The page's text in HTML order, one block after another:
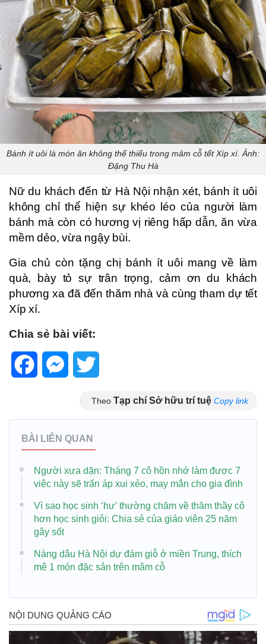
Bánh ít uôi là món ăn không thể thiếu trong mâm cỗ tết Xíp xí. Ảnh:
Đặng Thu Hà
Nữ du khách đến từ Hà Nội nhận xét, bánh ít uôi
không chỉ thể hiện sự khéo léo của người làm
bánh mà còn có hương vị riêng hấp dẫn, ăn vừa
mềm dẻo, vừa ngậy bùi.
Gia chủ còn tặng chị bánh ít uôi mang về làm
quà, bày tỏ sự trân trọng, cảm ơn du khách
phương xa đã đến thăm nhà và cùng tham dự tết
Xíp xí.
Chia sẻ bài viết:
FacebookMessenger
Theo Tạp chí Sở hữu trí tuệ Copy link
BÀI LIÊN QUAN
Người xưa dặn: Tháng 7 cô hồn nhớ làm được 7
việc này sẽ trấn áp xui xẻo, may mắn cho gia đình
Vì sao học sinh ‘hư’ thường chăm về thăm thầy cô
hơn học sinh giỏi: Chia sẻ của giáo viên 25 năm
gây sốt
Nàng dâu Hà Nội dự đám giỗ ở miền Trung, thích
mê 1 món đặc sản trên mâm cỗ